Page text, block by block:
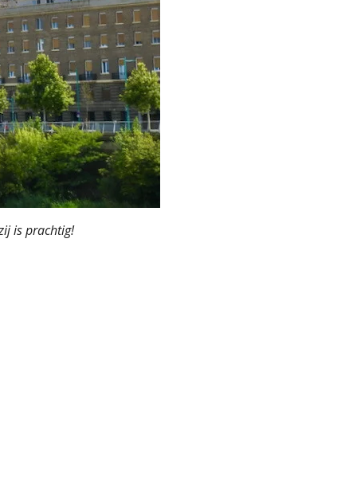
is prachtig!